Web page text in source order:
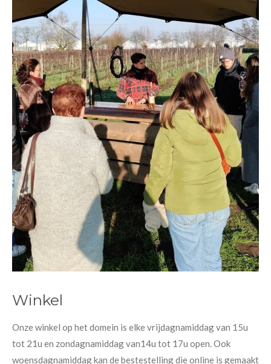
Winkel
Onze winkel op het domein is elke vrijdagnamiddag van 15u
tot 21u en zondagnamiddag van14u tot 17u open. Ook
woensdagnamiddag kan de bestestelling die online is gemaakt